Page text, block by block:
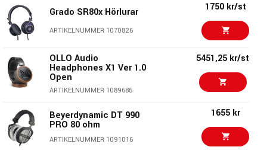
Oavsätt vilken Hi-X modell du väljer, får du "Made in
Austria"-kvalitet från ett team som står bakom denna helt
nya hörlursdesign. Du hittar inte dussinkomponenter här.
Nyckelkomponenterna är skapade av Austrian Audio i Wien,
Teamet har gjort mätningar och lyssningstester och har
kommit fram till att ett membran på 44mm är den
Grado SR80x Hörlurar
ARTIKELNUMMER 1070826
1750 kr/st
OLLO Audio
Headphones X1 Ver 1.0
Open
ARTIKELNUMMER 1089685
5451,25 kr/st
Beyerdynamic DT 990
PRO 80 ohm
ARTIKELNUMMER 1091016
1655 kr